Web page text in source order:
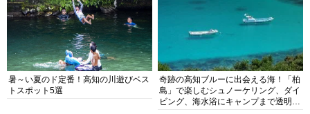
暑～い夏のド定番！高知の川遊びベス
トスポット5選
奇跡の高知ブルーに出会える海！「柏
島」で楽しむシュノーケリング、ダイ
ビング、海水浴にキャンプまで透明度